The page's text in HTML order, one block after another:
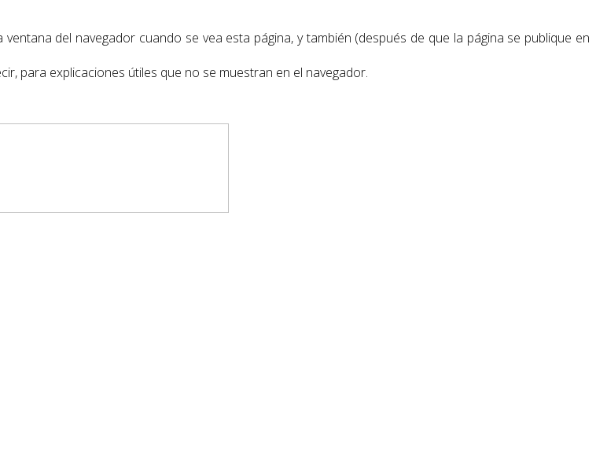
del navegador cuando se vea esta página, y también (después de que la página se publique en
para explicaciones útiles que no se muestran en el navegador.